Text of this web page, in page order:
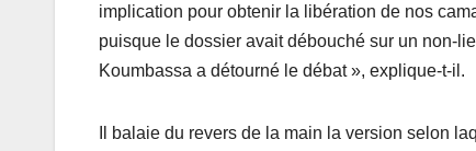
implication pour obtenir la libération de nos
puisque le dossier avait débouché sur un non-
Koumbassa a détourné le débat », explique-t-il.
Il balaie du revers de la main la version selon